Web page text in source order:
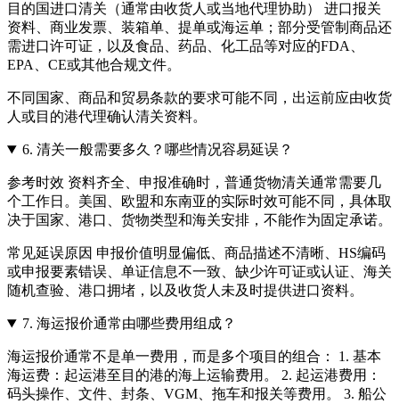
目的国进口清关（通常由收货人或当地代理协助） 进口报关
资料、商业发票、装箱单、提单或海运单；部分受管制商品还
需进口许可证，以及食品、药品、化工品等对应的FDA、
EPA、CE或其他合规文件。
不同国家、商品和贸易条款的要求可能不同，出运前应由收货
人或目的港代理确认清关资料。
6. 清关一般需要多久？哪些情况容易延误？
参考时效 资料齐全、申报准确时，普通货物清关通常需要几
个工作日。美国、欧盟和东南亚的实际时效可能不同，具体取
决于国家、港口、货物类型和海关安排，不能作为固定承诺。
常见延误原因 申报价值明显偏低、商品描述不清晰、HS编码
或申报要素错误、单证信息不一致、缺少许可证或认证、海关
随机查验、港口拥堵，以及收货人未及时提供进口资料。
7. 海运报价通常由哪些费用组成？
海运报价通常不是单一费用，而是多个项目的组合： 1. 基本
海运费：起运港至目的港的海上运输费用。 2. 起运港费用：
码头操作、文件、封条、VGM、拖车和报关等费用。 3. 船公